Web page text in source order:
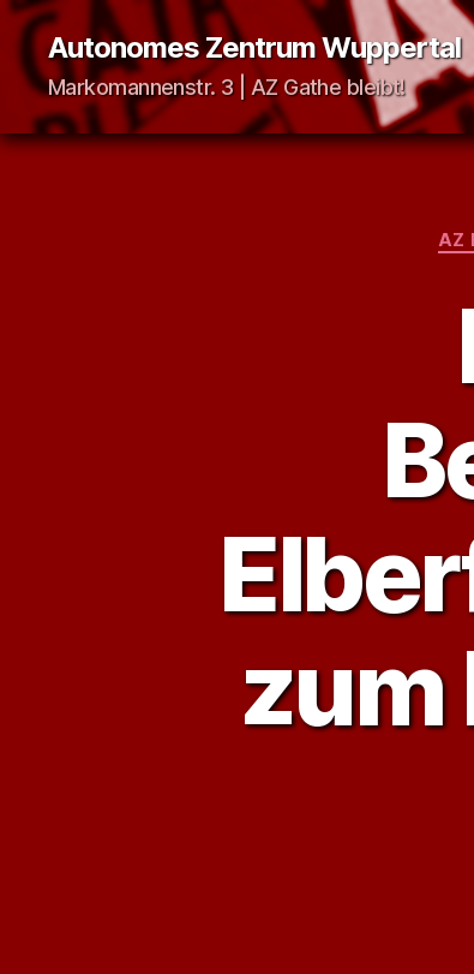
Autonomes Zentrum Wuppertal
Markomannenstr. 3 | AZ Gathe bleibt!
AZ
zum